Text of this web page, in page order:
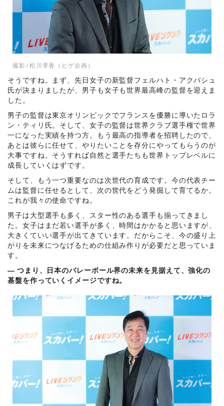
撮影/松川李香（ヒゲ企画）
そうですね。まず、先日女子の新監督フェルハト・アクバシュ
氏が決まりましたが、男子も女子も世界最高峰の監督を迎えま
した。
男子の監督は東京オリンピックでフランスを優勝に導いたロラ
ン・ティリ氏。そして、女子の監督は世界クラブ選手権で世界
一になった実績を持つ方。もう最高の指導者を招聘したので、
あとは彼らに任せて、やりたいことを存分にやってもらうのが
大事ですね。そうすれば自然と選手たちも世界トップレベルに
成長していくはずです。
そして、もう一つ重要なのは次世代の育成です。今の代表チー
ムは監督に任せるとして、次の世代をどう発掘して育てるか。
これが我々の使命ですね。
男子は大型選手も多く、スター性のある選手も揃ってきまし
た。女子はまだ若い選手が多く、時間はかかると思いますが、
大きくていい選手が出てきています。だからこそ、今の盛り上
がりを未来につなげるための仕組み作りが必要だと思っていま
す。
― つまり、日本のバレーボール界の未来を見据えて、強化の
基盤を作っていくイメージですね。